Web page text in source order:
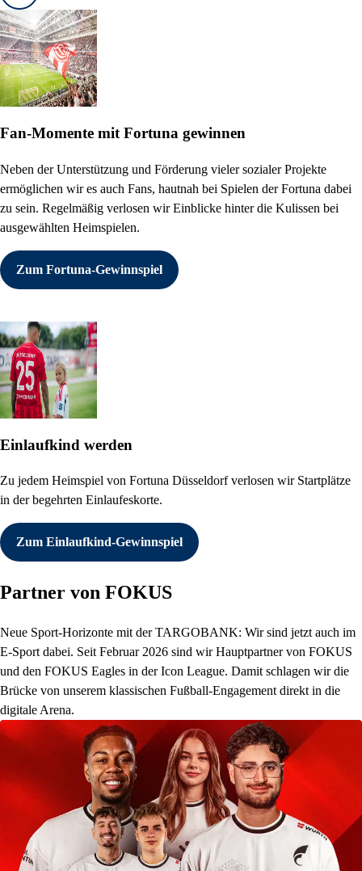
Vorwärts
Fan-Momente mit Fortuna gewinnen
Neben der Unterstützung und Förderung vieler sozialer Projekte
ermöglichen wir es auch Fans, hautnah bei Spielen der Fortuna dabei
zu sein. Regelmäßig verlosen wir Einblicke hinter die Kulissen bei
ausgewählten Heimspielen.
Zum Fortuna-Gewinnspiel
Einlaufkind werden
Zu jedem Heimspiel von Fortuna Düsseldorf verlosen wir Startplätze
in der begehrten Einlaufeskorte.
Zum Einlaufkind-Gewinnspiel
Partner von FOKUS
Neue Sport-Horizonte mit der TARGOBANK: Wir sind jetzt auch im
E-Sport dabei. Seit Februar 2026 sind wir Hauptpartner von FOKUS
und den FOKUS Eagles in der Icon League. Damit schlagen wir die
Brücke von unserem klassischen Fußball-Engagement direkt in die
digitale Arena.